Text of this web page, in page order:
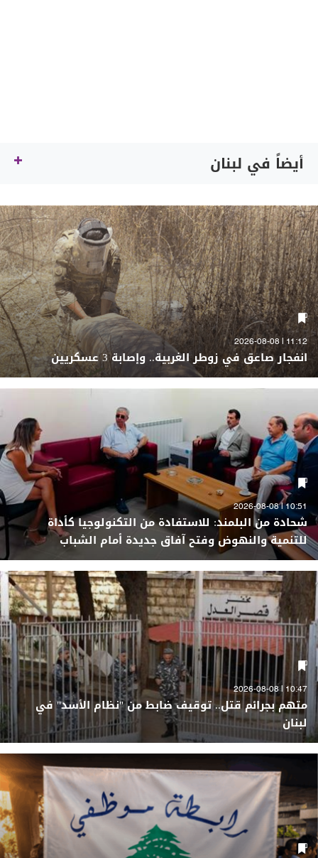
أيضاً في لبنان
11:12 | 2026-08-08
انفجار صاعق في زوطر الغربية.. وإصابة 3 عسكريين
10:51 | 2026-08-08
شحادة من البلمند: للاستفادة من التكنولوجيا كأداة
للتنمية والنهوض وفتح آفاق جديدة أمام الشباب
10:47 | 2026-08-08
متهم بجرائم قتل.. توقيف ضابط من "نظام الأسد" في
لبنان